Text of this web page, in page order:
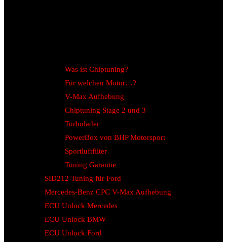
Was ist Chiptuning?
Für welchen Motor…?
V-Max Aufhebung
Chiptuning Stage 2 und 3
Turbolader
PowerBox von BHP Motorsport
Sportluftfilter
Tuning Garantie
SID212 Tuning für Ford
Mercedes-Benz CPC V-Max Aufhebung
ECU Unlock Mercedes
ECU Unlock BMW
ECU Unlock Ford